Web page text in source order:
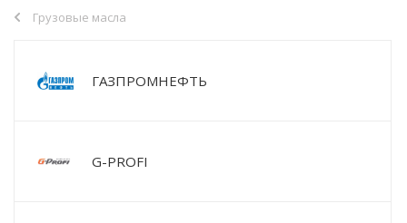
Грузовые масла
ГАЗПРОМНЕФТЬ
G-PROFI